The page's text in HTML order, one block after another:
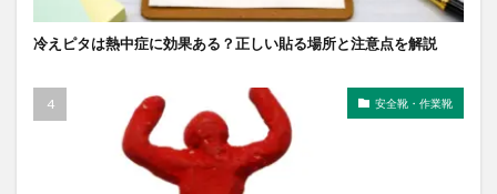
冷えピタは熱中症に効果ある？正しい貼る場所と注意点を解説
安全靴・作業靴